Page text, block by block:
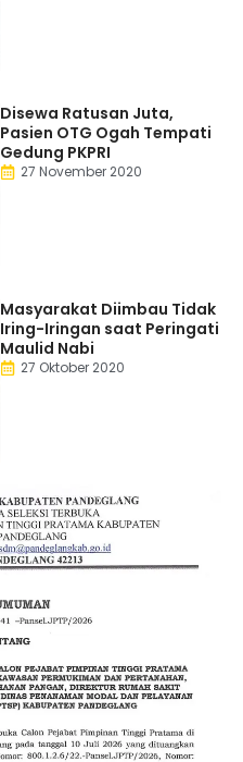
Disewa Ratusan Juta,
Pasien OTG Ogah Tempati
Gedung PKPRI
27 November 2020
Masyarakat Diimbau Tidak
Iring-Iringan saat Peringati
Maulid Nabi
27 Oktober 2020